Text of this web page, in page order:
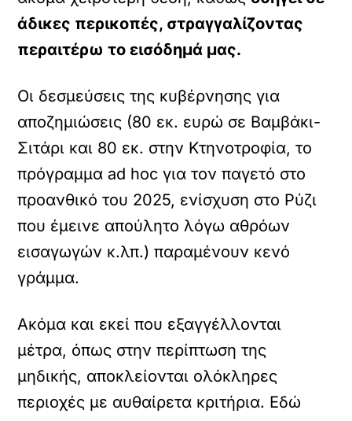
άδικες περικοπές, στραγγαλίζοντας
περαιτέρω το εισόδημά μας.
Οι δεσμεύσεις της κυβέρνησης για
αποζημιώσεις (80 εκ. ευρώ σε Βαμβάκι-
Σιτάρι και 80 εκ. στην Κτηνοτροφία, το
πρόγραμμα ad hoc για τον παγετό στο
προανθικό του 2025, ενίσχυση στο Ρύζι
που έμεινε απούλητο λόγω αθρόων
εισαγωγών κ.λπ.) παραμένουν κενό
γράμμα.
Ακόμα και εκεί που εξαγγέλλονται
μέτρα, όπως στην περίπτωση της
μηδικής, αποκλείονται ολόκληρες
περιοχές με αυθαίρετα κριτήρια. Εδώ